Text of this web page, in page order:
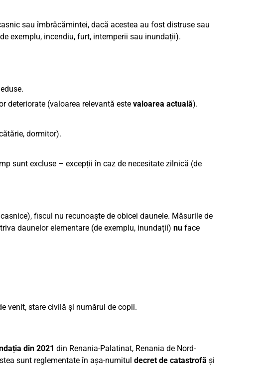
sau îmbrăcămintei, dacă acestea au fost distruse sau
exemplu, incendiu, furt, intemperii sau inundații).
deteriorate (valoarea relevantă este valoarea actuală).
dormitor).
sunt excluse – excepții în caz de necesitate zilnică (de
fiscul nu recunoaște de obicei daunele. Măsurile de
daunelor elementare (de exemplu, inundații) nuface
venit, stare civilă și numărul de copii.
din 2021 din Renania-Palatinat, Renania de Nord-
sunt reglementate în așa-numitul decret de catastrofă și